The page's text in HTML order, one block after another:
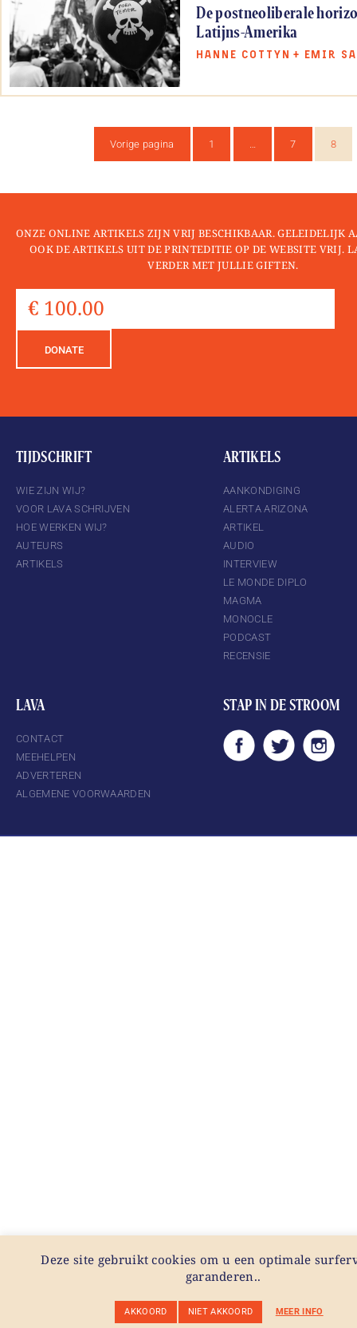
De postneoliberale
Latijns-Amerika
HANNE COTTYN + EMIR
Vorige pagina 1 7 8
ONZE ONLINE ARTIKELS ZIJN VRIJ BESCHIKBAAR. GELEIDELIJK
OOK DE ARTIKELS UIT DE PRINTEDITIE OP DE WEBSITE VRIJ.
VERDER MET JULLIE GIFTEN.
DONATE
TIJDSCHRIFT
WIE ZIJN WIJ?
VOOR LAVA SCHRIJVEN
HOE WERKEN WIJ?
AUTEURS
ARTIKELS
ARTIKELS
AANKONDIGING
ALERTA ARIZONA
ARTIKEL
AUDIO
INTERVIEW
LE MONDE DIPLO
MAGMA
MONOCLE
PODCAST
RECENSIE
LAVA
CONTACT
MEEHELPEN
ADVERTEREN
ALGEMENE VOORWAARDEN
STAP IN DE STROOM
Deze site gebruikt cookies om u een optimale
garanderen..
AKKOORD NIET AKKOORD MEER INFO